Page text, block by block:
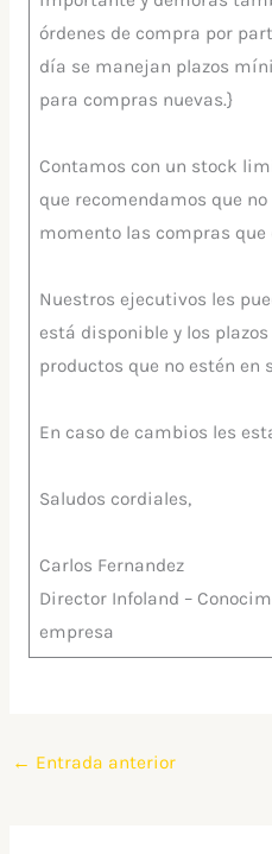
órdenes de compra por
día se manejan plazos
para compras nuevas.}
Contamos con un stock
que recomendamos que
momento las compras que
Nuestros ejecutivos les
está disponible y los
productos que no estén en
En caso de cambios les
Saludos cordiales,
Carlos Fernandez
Director Infoland –
empresa
← Entrada anterior